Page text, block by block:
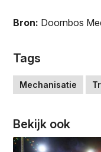
Bron: Doornbos
Tags
Mechanisatie
Bekijk ook